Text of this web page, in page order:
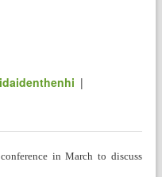
|
in March to discuss